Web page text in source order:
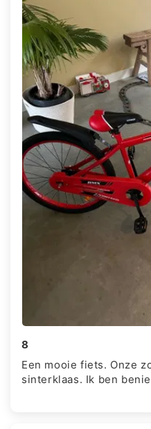
8
Een mooie fiets. Onze
sinterklaas. Ik ben